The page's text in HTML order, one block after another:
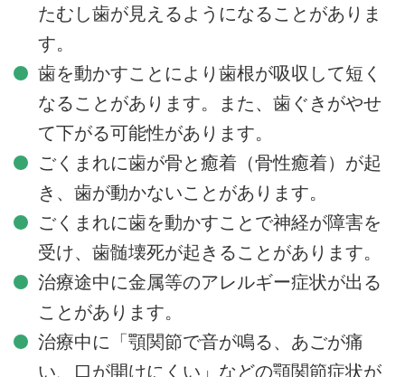
たむし歯が見えるようになることがありま
す。
歯を動かすことにより歯根が吸収して短く
なることがあります。また、歯ぐきがやせ
て下がる可能性があります。
ごくまれに歯が骨と癒着（骨性癒着）が起
き、歯が動かないことがあります。
ごくまれに歯を動かすことで神経が障害を
受け、歯髄壊死が起きることがあります。
治療途中に金属等のアレルギー症状が出る
ことがあります。
治療中に「顎関節で音が鳴る、あごが痛
い、口が開けにくい」などの顎関節症状が